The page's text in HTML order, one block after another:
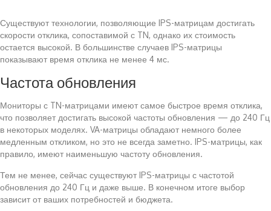
Существуют технологии, позволяющие IPS-матрицам достигать
скорости отклика, сопоставимой с TN, однако их стоимость
остается высокой. В большинстве случаев IPS-матрицы
показывают время отклика не менее 4 мс.
Частота обновления
Мониторы с TN-матрицами имеют самое быстрое время отклика,
что позволяет достигать высокой частоты обновления — до 240 Гц
в некоторых моделях. VA-матрицы обладают немного более
медленным откликом, но это не всегда заметно. IPS-матрицы, как
правило, имеют наименьшую частоту обновления.
Тем не менее, сейчас существуют IPS-матрицы с частотой
обновления до 240 Гц и даже выше. В конечном итоге выбор
зависит от ваших потребностей и бюджета.